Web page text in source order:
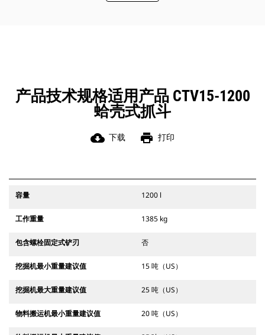
产品技术规格适用产品 CTV15-1200
蛤壳式抓斗
cloud_download 下载 print 打印
容量 1200 l
工作重量 1385 kg
包含螺栓固定式铲刃 否
挖掘机最小重量建议值 15 吨（US）
挖掘机最大重量建议值 25 吨（US）
物料搬运机最小重量建议值 20 吨（US）